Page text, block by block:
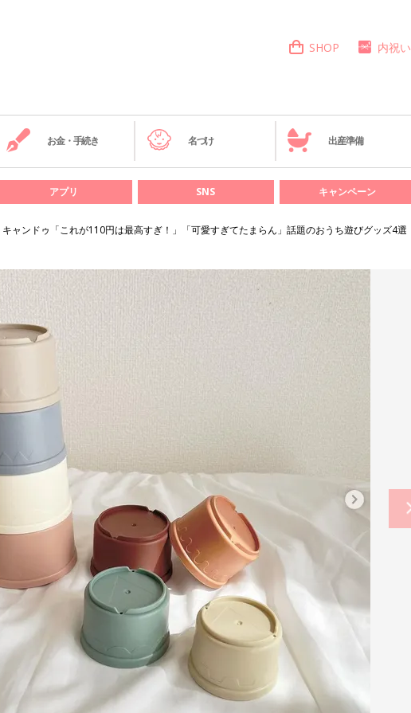
SHOP 内祝い
お金・手続き 名づけ 出産準備
アプリ SNS キャンペーン
キャンドゥ「これが110円は最高すぎ！」「可愛すぎてたまらん」話題のおうち遊びグッズ4選